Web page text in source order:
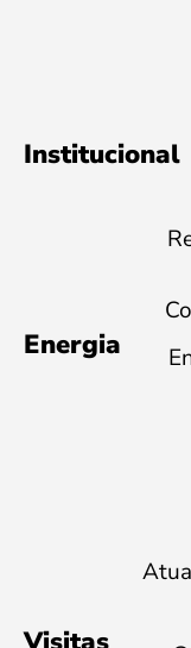
Institucional
Energia